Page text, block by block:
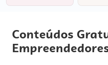
Conteúdos